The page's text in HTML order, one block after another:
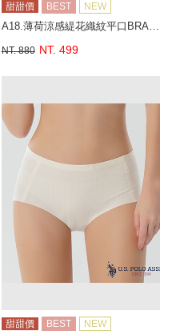
甜甜價 BEST NEW
A18.薄荷涼感緹花織紋平口BRA背心
NT. 880 NT. 499
甜甜價 BEST NEW